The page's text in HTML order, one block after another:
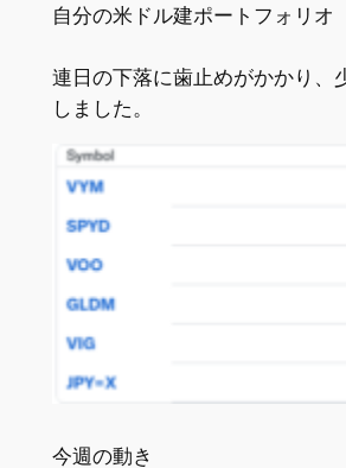
自分の米ドル建ポートフォリ
連日の下落に歯止めがかかり、
しました。
今週の動き